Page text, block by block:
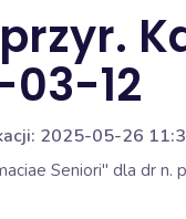
12
2025-05-26
Seniori" dla dr